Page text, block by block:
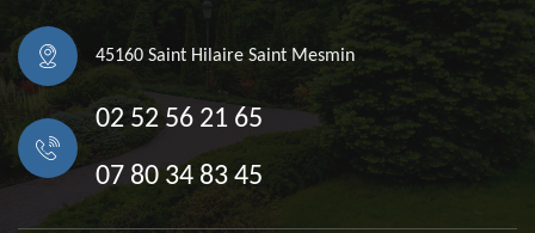
45160 Saint Hilaire Saint Mesmin
02 52 56 21 65
07 80 34 83 45